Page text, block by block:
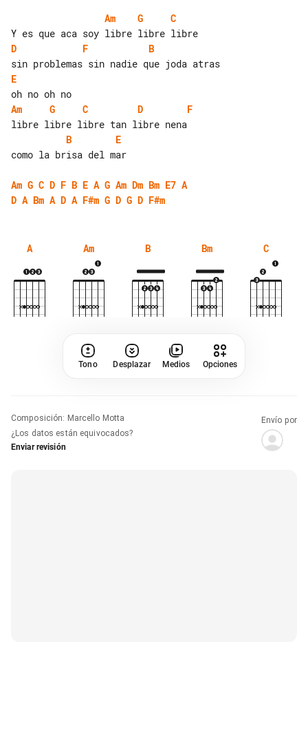
Am G
C
D
F
B
E
Am
G C D
F
B
E
como la brisa del mar
Am G C D F B E A G Am Dm Bm E7 A
D A Bm A D A F#m G D G D F#m
A Am B Bm C
Tono Desplazar Medios Opciones
Composición: Marcello Motta
¿Los datos están equivocados?
Enviar revisión
Envío por